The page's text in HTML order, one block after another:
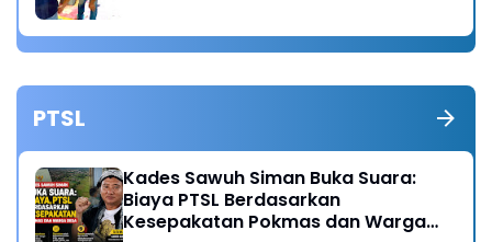
PTSL
Kades Sawuh Siman Buka Suara:
Biaya PTSL Berdasarkan
Kesepakatan Pokmas dan Warga